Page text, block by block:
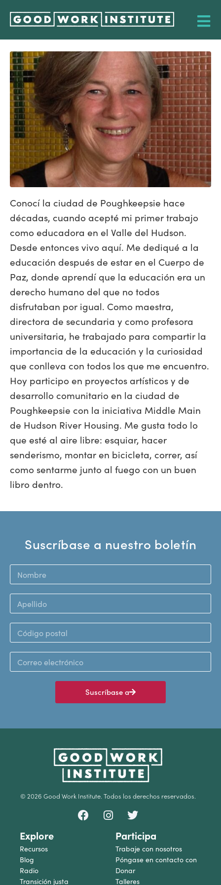
Conocí la ciudad de Poughkeepsie hace
décadas, cuando acepté mi primer trabajo
como educadora en el Valle del Hudson.
Desde entonces vivo aquí. Me dediqué a la
educación después de estar en el Cuerpo de
Paz, donde aprendí que la educación era un
derecho humano del que no todos
disfrutaban por igual. Como maestra,
directora de secundaria y como profesora
universitaria, he trabajado para compartir la
importancia de la educación y la curiosidad
que conlleva con todos los que me encuentro.
Hoy participo en proyectos artísticos y de
desarrollo comunitario en la ciudad de
Poughkeepsie con la iniciativa Middle Main
de Hudson River Housing. Me gusta todo lo
que esté al aire libre: esquiar, hacer
senderismo, montar en bicicleta, correr, así
como sentarme junto al fuego con un buen
libro dentro.
Suscríbase a nuestro boletín
Suscríbase a
© 2026 Good Work Institute. Todos los derechos reservados.
Explore
Recursos
Blog
Radio
Transición justa
Participa
Trabaje con nosotros
Póngase en contacto con
Donar
Talleres